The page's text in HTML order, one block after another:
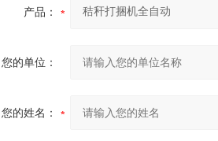
产品：
您的单位：
您的姓名：